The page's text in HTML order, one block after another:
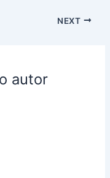
NEXT
autor